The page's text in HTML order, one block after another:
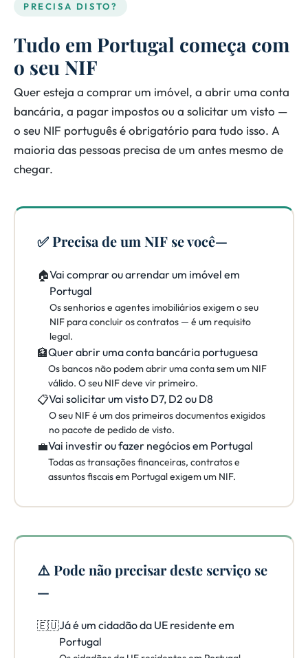
PRECISA DISTO?
Tudo em Portugal começa com
o seu NIF
Quer esteja a comprar um imóvel, a abrir uma conta
bancária, a pagar impostos ou a solicitar um visto —
o seu NIF português é obrigatório para tudo isso. A
maioria das pessoas precisa de um antes mesmo de
chegar.
✅ Precisa de um NIF se você—
🏠Vai comprar ou arrendar um imóvel em
Portugal
Os senhorios e agentes imobiliários exigem o seu
NIF para concluir os contratos — é um requisito
legal.
🏦Quer abrir uma conta bancária portuguesa
Os bancos não podem abrir uma conta sem um NIF
válido. O seu NIF deve vir primeiro.
📋Vai solicitar um visto D7, D2 ou D8
O seu NIF é um dos primeiros documentos exigidos
no pacote de pedido de visto.
💼Vai investir ou fazer negócios em Portugal
Todas as transações financeiras, contratos e
assuntos fiscais em Portugal exigem um NIF.
⚠️ Pode não precisar deste serviço se
—
🇪🇺Já é um cidadão da UE residente em
Portugal